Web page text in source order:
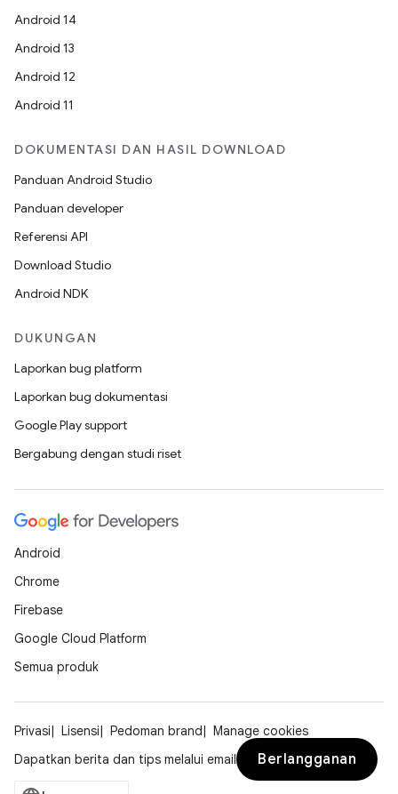
Android 14
Android 13
Android 12
Android 11
DOKUMENTASI DAN HASIL DOWNLOAD
Panduan Android Studio
Panduan developer
Referensi API
Download Studio
Android NDK
DUKUNGAN
Laporkan bug platform
Laporkan bug dokumentasi
Google Play support
Bergabung dengan studi riset
Android
Chrome
Firebase
Google Cloud Platform
Semua produk
Privasi Lisensi Pedoman brand
Manage cookies
Dapatkan berita dan tips melalui email
Berlangganan